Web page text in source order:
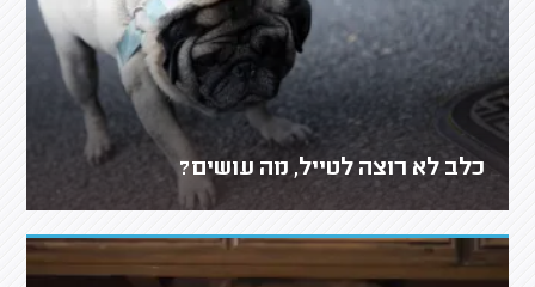
כלב לא רוצה לטייל, מה עושים?